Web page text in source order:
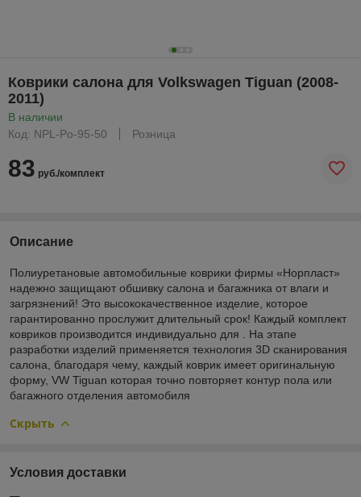
Коврики салона для Volkswagen Tiguan (2008-
2011)
В наличии
Код: NPL-Po-95-50
Розница
83 руб./комплект
Описание
Полиуретановые автомобильные коврики фирмы «Норпласт»
надежно защищают обшивку салона и багажника от влаги и
загрязнений! Это высококачественное изделие, которое
гарантированно прослужит длительный срок! Каждый комплект
ковриков производится индивидуально для . На этапе
разработки изделий применяется технология 3D сканирования
салона, благодаря чему, каждый коврик имеет оригинальную
форму, VW Tiguan которая точно повторяет контур пола или
багажного отделения автомобиля
Скрыть
Условия доставки